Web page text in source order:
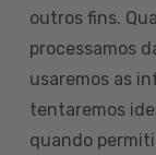
outros fins.
processamos
usaremos as
tentaremos
quando